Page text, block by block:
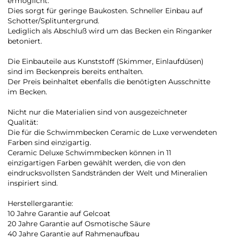
Dies sorgt für geringe Baukosten. Schneller Einbau auf
Schotter/Splituntergrund.
Lediglich als Abschluß wird um das Becken ein Ringanker
betoniert.
Die Einbauteile aus Kunststoff (Skimmer, Einlaufdüsen)
sind im Beckenpreis bereits enthalten.
Der Preis beinhaltet ebenfalls die benötigten Ausschnitte
im Becken.
Nicht nur die Materialien sind von ausgezeichneter
Qualität:
Die für die Schwimmbecken Ceramic de Luxe verwendeten
Farben sind einzigartig.
Ceramic Deluxe Schwimmbecken können in 11
einzigartigen Farben gewählt werden, die von den
eindrucksvollsten Sandstränden der Welt und Mineralien
inspiriert sind.
Herstellergarantie:
10 Jahre Garantie auf Gelcoat
20 Jahre Garantie auf Osmotische Säure
40 Jahre Garantie auf Rahmenaufbau